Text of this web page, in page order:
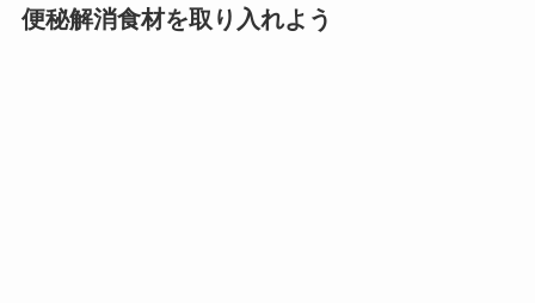
便秘解消食材を取り入れよう